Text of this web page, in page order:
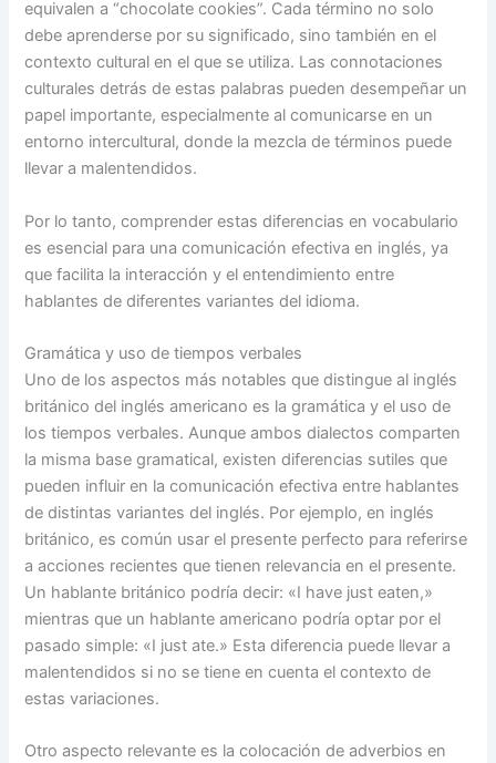
equivalen a “chocolate cookies”. Cada término no solo
debe aprenderse por su significado, sino también en el
contexto cultural en el que se utiliza. Las connotaciones
culturales detrás de estas palabras pueden desempeñar un
papel importante, especialmente al comunicarse en un
entorno intercultural, donde la mezcla de términos puede
llevar a malentendidos.
Por lo tanto, comprender estas diferencias en vocabulario
es esencial para una comunicación efectiva en inglés, ya
que facilita la interacción y el entendimiento entre
hablantes de diferentes variantes del idioma.
Gramática y uso de tiempos verbales
Uno de los aspectos más notables que distingue al inglés
británico del inglés americano es la gramática y el uso de
los tiempos verbales. Aunque ambos dialectos comparten
la misma base gramatical, existen diferencias sutiles que
pueden influir en la comunicación efectiva entre hablantes
de distintas variantes del inglés. Por ejemplo, en inglés
británico, es común usar el presente perfecto para referirse
a acciones recientes que tienen relevancia en el presente.
Un hablante británico podría decir: «I have just eaten,»
mientras que un hablante americano podría optar por el
pasado simple: «I just ate.» Esta diferencia puede llevar a
malentendidos si no se tiene en cuenta el contexto de
estas variaciones.
Otro aspecto relevante es la colocación de adverbios en